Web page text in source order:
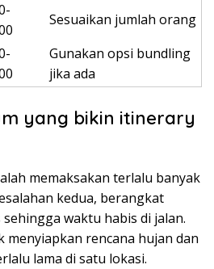
Sesuaikan jumlah orang
Gunakan opsi bundling
jika ada
yang bikin itinerary
memaksakan terlalu banyak
kedua, berangkat
waktu habis di jalan.
menyiapkan rencana hujan dan
lama di satu lokasi.